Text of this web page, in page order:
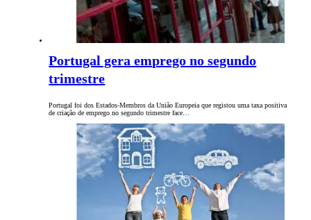
Portugal gera emprego no segundo
trimestre
Portugal foi dos Estados-Membros da União Europeia que registou uma taxa positiva
de criação de emprego no segundo trimestre face…